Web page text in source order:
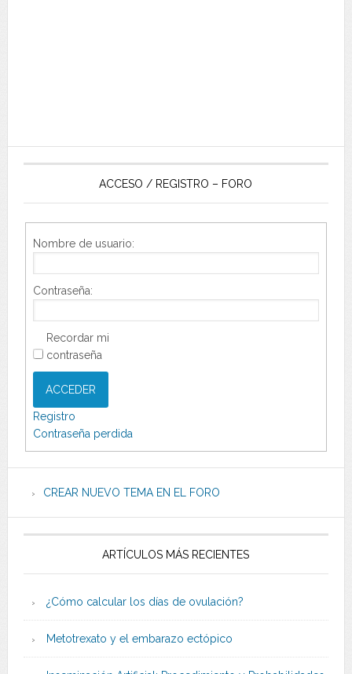
ACCESO / REGISTRO – FORO
Nombre de usuario:
Contraseña:
Recordar mi
contraseña
ACCEDER
Registro
Contraseña perdida
CREAR NUEVO TEMA EN EL FORO
ARTÍCULOS MÁS RECIENTES
¿Cómo calcular los días de ovulación?
Metotrexato y el embarazo ectópico